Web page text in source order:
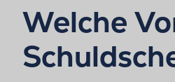
Welche